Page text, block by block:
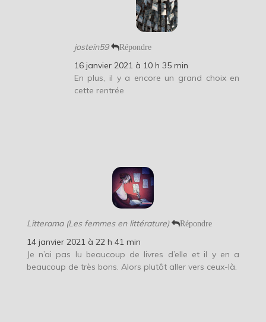
jostein59 Répondre
16 janvier 2021 à 10 h 35 min
En plus, il y a encore un grand choix en
cette rentrée
Litterama (Les femmes en littérature) Répondre
14 janvier 2021 à 22 h 41 min
Je n’ai pas lu beaucoup de livres d’elle et il y en a
beaucoup de très bons. Alors plutôt aller vers ceux-là.